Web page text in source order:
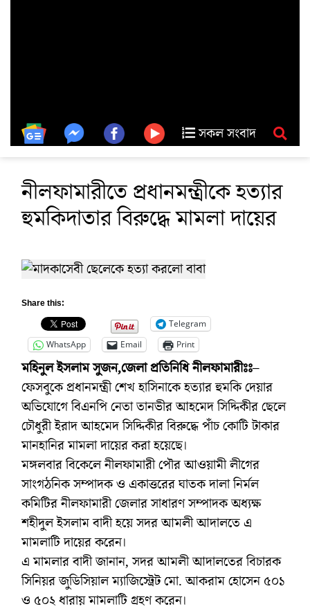
সকল সংবাদ
নীলফামারীতে প্রধানমন্ত্রীকে হত্যার
হুমকিদাতার বিরুদ্ধে মামলা দায়ের
Share this:
Telegram
WhatsApp
Email Print
মহিনুল ইসলাম সুজন,জেলা প্রতিনিধি নীলফামারীঃঃ–
ফেসবুকে প্রধানমন্ত্রী শেখ হাসিনাকে হত্যার হুমকি দেয়ার
অভিযোগে বিএনপি নেতা তানভীর আহমেদ সিদ্দিকীর ছেলে
চৌধুরী ইরাদ আহমেদ সিদ্দিকীর বিরুদ্ধে পাঁচ কোটি টাকার
মানহানির মামলা দায়ের করা হয়েছে।
মঙ্গলবার বিকেলে নীলফামারী পৌর আওয়ামী লীগের
সাংগঠনিক সম্পাদক ও একাত্তরের ঘাতক দালা নির্মল
কমিটির নীলফামারী জেলার সাধারণ সম্পাদক অধ্যক্ষ
শহীদুল ইসলাম বাদী হয়ে সদর আমলী আদালতে এ
মামলাটি দায়ের করেন।
এ মামলার বাদী জানান, সদর আমলী আদালতের বিচারক
সিনিয়র জুডিসিয়াল ম্যাজিস্ট্রেট মো. আকরাম হোসেন ৫০১
ও ৫০২ ধারায় মামলাটি গ্রহণ করেন।